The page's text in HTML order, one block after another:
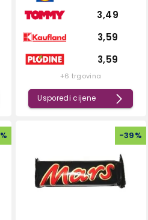
3,49
3,59
3,59
+6 trgovina
Usporedi cijene
% -39%